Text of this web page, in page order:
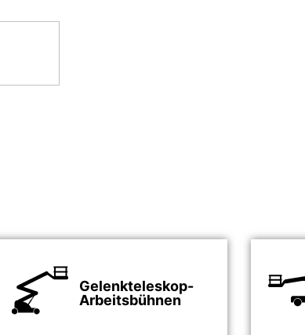
Gelenkteleskop-
Arbeitsbühnen